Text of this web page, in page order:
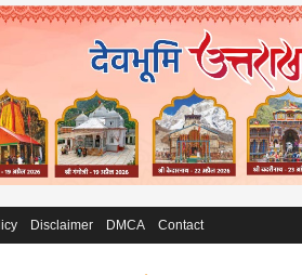
Disclaimer DMCA Contact